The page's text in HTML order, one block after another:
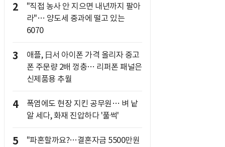
2
"직접 농사 안 지으면 내년까지 팔아
라"… 양도세 중과에 떨고 있는
6070
3
애플, 日서 아이폰 가격 올리자 중고
폰 주문량 2배 껑충… 리퍼폰 패널은
신제품용 추월
4
폭염에도 현장 지킨 공무원… 벼 낱
알 세다, 화재 진압하다 '풀썩'
5
"파혼할까요?…결혼자금 5500만원